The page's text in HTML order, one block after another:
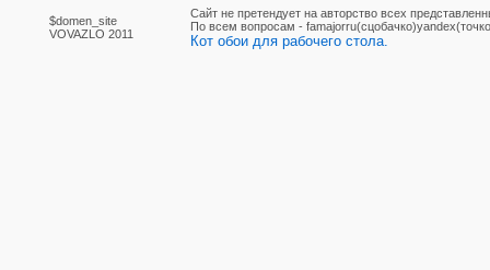
$domen_site
VOVAZLO 2011
Сайт не претендует на авторство всех
По вcем вопросам -
Кот обои для рабочего стола.